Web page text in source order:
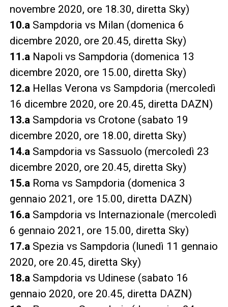
novembre 2020, ore 18.30, diretta Sky)
10.a Sampdoria vs Milan (domenica 6
dicembre 2020, ore 20.45, diretta Sky)
11.a Napoli vs Sampdoria (domenica 13
dicembre 2020, ore 15.00, diretta Sky)
12.a Hellas Verona vs Sampdoria (mercoledì
16 dicembre 2020, ore 20.45, diretta DAZN)
13.a Sampdoria vs Crotone (sabato 19
dicembre 2020, ore 18.00, diretta Sky)
14.a Sampdoria vs Sassuolo (mercoledì 23
dicembre 2020, ore 20.45, diretta Sky)
15.a Roma vs Sampdoria (domenica 3
gennaio 2021, ore 15.00, diretta DAZN)
16.a Sampdoria vs Internazionale (mercoledì
6 gennaio 2021, ore 15.00, diretta Sky)
17.a Spezia vs Sampdoria (lunedì 11 gennaio
2020, ore 20.45, diretta Sky)
18.a Sampdoria vs Udinese (sabato 16
gennaio 2020, ore 20.45, diretta DAZN)